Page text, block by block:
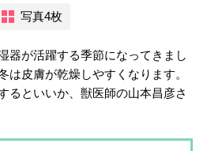
写真4枚
器が活躍する季節になってきまし
は皮膚が乾燥しやすくなります。
るといいか、獣医師の山本昌彦さ